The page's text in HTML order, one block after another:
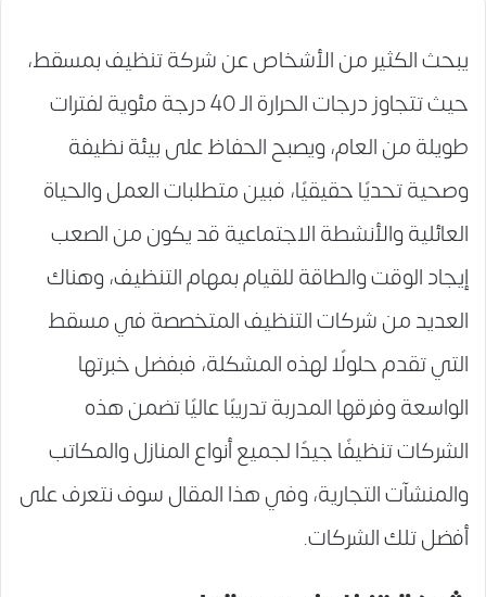
يبحث الكثير من الأشخاص عن شركة تنظيف بمسقط،
حيث تتجاوز درجات الحرارة الـ 40 درجة مئوية لفترات
طويلة من العام، ويصبح الحفاظ على بيئة نظيفة
وصحية تحديًا حقيقيًا، فبين متطلبات العمل والحياة
العائلية والأنشطة الاجتماعية قد يكون من الصعب
إيجاد الوقت والطاقة للقيام بمهام التنظيف، وهناك
العديد من شركات التنظيف المتخصصة في مسقط
التي تقدم حلولًا لهذه المشكلة، فبفضل خبرتها
الواسعة وفرقها المدربة تدريبًا عاليًا تضمن هذه
الشركات تنظيفًا جيدًا لجميع أنواع المنازل والمكاتب
والمنشآت التجارية، وفي هذا المقال سوف نتعرف على
أفضل تلك الشركات.